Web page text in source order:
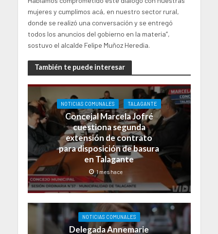
mujeres y cumplimos acá, en nuestro sector rural,
donde se realizó una conversación y se entregó
todos los anuncios del gobierno en la materia”,
sostuvo el alcalde Felipe Muñoz Heredia.
También te puede interesar
NOTICIAS COMUNALES TALAGANTE
Concejal Marcela Jofré
cuestiona segunda
extensión de contrato
para disposición de basura
en Talagante
1 mes hace
NOTICIAS COMUNALES
Delegada Annemarie